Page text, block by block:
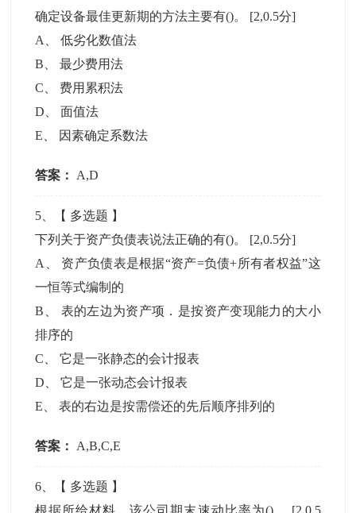
确定设备最佳更新期的方法主要有()。 [2,0.5分]
A
、低劣化数值法
B 、最少费用法
C
费用累积法
D 、面值法
E
因素确定系数法
答案： A,D
5 、【 多选题 】
下列关于资产负债表说法正确的有()。 [2,0.5分]
A
资产负债表是根据“资产=负债+所有者权益”这
一恒等式编制的
B
表的左边为资产项．是按资产变现能力的大小
排序的
C 、它是一张静态的会计报表
D 、它是一张动态会计报表
E 、表的右边是按需偿还的先后顺序排列的
答案： A,B,C,E
6 、【 多选题 】
根据所给材料，该公司期末速动比率为()。 [2,0.5